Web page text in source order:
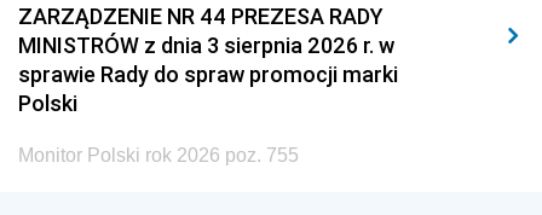
2011 2010 2009
2008 2007 2006
2005
ZARZĄDZENIE NR 44 PREZESA RADY
MINISTRÓW z dnia 3 sierpnia 2026 r. w
sprawie Rady do spraw promocji marki
Polski
Monitor Polski rok 2026 poz. 755